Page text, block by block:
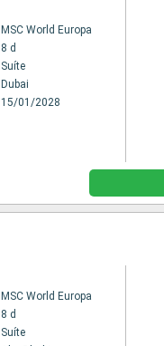
MSC World Europa
8 d
Suíte
Dubai
15/01/2028
MSC World Europa
8 d
Suíte